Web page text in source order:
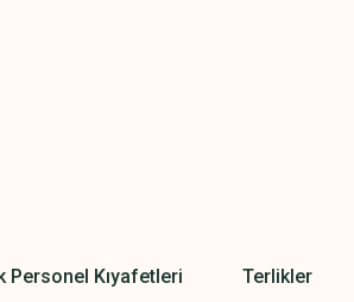
Personel Kıyafetleri Terlikler